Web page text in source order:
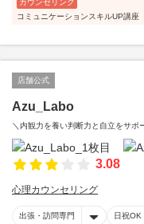
カウンセリング
コミュニケーションスキルUP講座
店舗公式
Azu_Labo
＼内観力を養い判断力と自立をサポ
3.08
心理カウンセリング
出張・訪問専門 日祝OK